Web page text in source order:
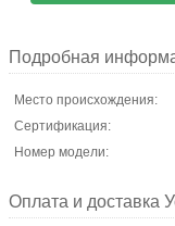
Подробная
Место происхождения:
Сертификация:
Номер модели:
Оплата и доставка